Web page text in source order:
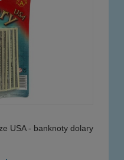
USA - banknoty dolary